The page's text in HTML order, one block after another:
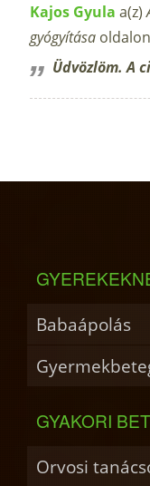
Kajos Gyula a(z)
gyógyítása
Üdvözlöm. A
Babaápolás
GYAKORI
Orvosi